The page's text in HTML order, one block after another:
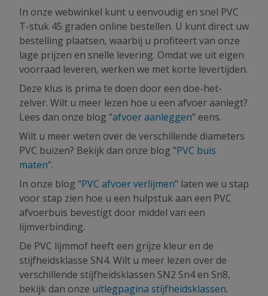
In onze webwinkel kunt u eenvoudig en snel PVC
T-stuk 45 graden online bestellen. U kunt direct uw
bestelling plaatsen, waarbij u profiteert van onze
lage prijzen en snelle levering. Omdat we uit eigen
voorraad leveren, werken we met korte levertijden.
Deze klus is prima te doen door een doe-het-
zelver. Wilt u meer lezen hoe u een afvoer aanlegt?
Lees dan onze blog "afvoer aanleggen" eens.
Wilt u meer weten over de verschillende diameters
PVC buizen? Bekijk dan onze blog "PVC buis
maten".
In onze blog "PVC afvoer verlijmen" laten we u stap
voor stap zien hoe u een hulpstuk aan een PVC
afvoerbuis bevestigt door middel van een
lijmverbinding.
De PVC lijmmof heeft een grijze kleur en de
stijfheidsklasse SN4. Wilt u meer lezen over de
verschillende stijfheidsklassen SN2 Sn4 en Sn8,
bekijk dan onze uitlegpagina stijfheidsklassen.